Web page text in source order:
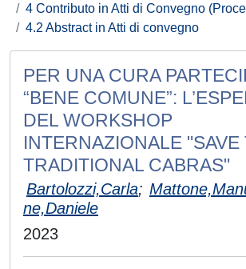
4 Contributo in Atti di Convegno
4.2 Abstract in Atti di convegno
PER UNA CURA
“BENE COMUNE”:
DEL WORKSHOP
INTERNAZIONALE "SAVE
TRADITIONAL CABRAS"
Bartolozzi,Carla;
ne,Daniele
2023